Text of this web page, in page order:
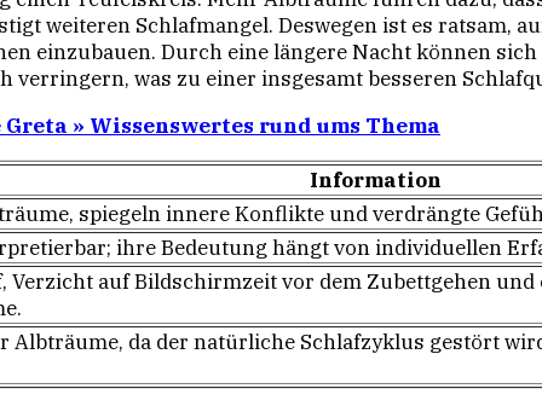
weiteren Schlafmangel. Deswegen ist es ratsam,
einzubauen. Durch eine längere Nacht können
verringern, was zu einer insgesamt besseren
Greta » Wissenswertes rund ums Thema
Information
spiegeln innere Konflikte und verdrängte
ihre Bedeutung hängt von individuellen
Verzicht auf Bildschirmzeit vor dem Zubettgehen
Albträume, da der natürliche Schlafzyklus gestört